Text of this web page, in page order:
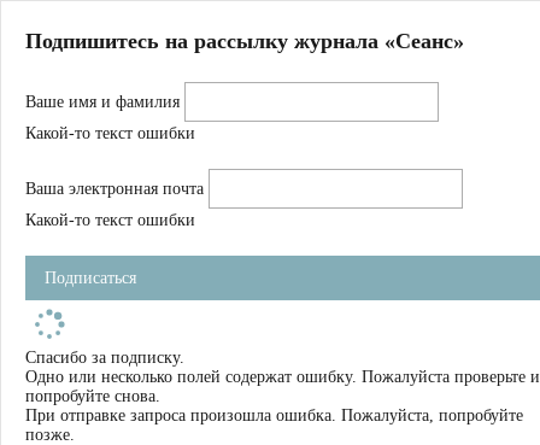
Магазин
Журнал
Школа
Устав
Фильмы
Имена
Тэги
О нас
Журнал
Книги
Подпишитесь на рассылку журнала «Сеанс»
Ваше имя и фамилия
Какой-то текст ошибки
Ваша электронная почта
Какой-то текст ошибки
Подписаться
Спасибо за подписку.
Одно или несколько полей содержат ошибку. Пожалуйста проверьте и
попробуйте снова.
При отправке запроса произошла ошибка. Пожалуйста, попробуйте
позже.